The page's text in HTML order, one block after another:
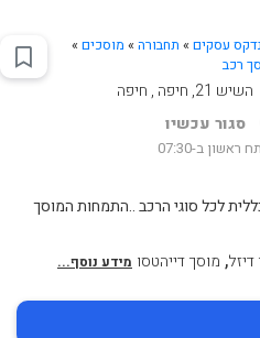
עסקים » תחבורה» מוסכים»
רכב
השיש 21, חיפה , חיפה
סגור עכשיו
ראשון ב-07:30
לכל סוגי הרכב ..התמחות המוסך
, מוסך דייהטסו מידע נוסף...